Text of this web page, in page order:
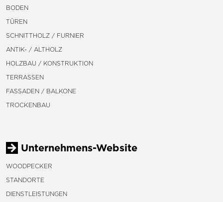
BODEN
TÜREN
SCHNITTHOLZ / FURNIER
ANTIK- / ALTHOLZ
HOLZBAU / KONSTRUKTION
TERRASSEN
FASSADEN / BALKONE
TROCKENBAU
Unternehmens-Website
WOODPECKER
STANDORTE
DIENSTLEISTUNGEN